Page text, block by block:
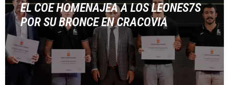
EL COE HOMENAJEA A LOS LEONES7S
POR SU BRONCE EN CRACOVIA